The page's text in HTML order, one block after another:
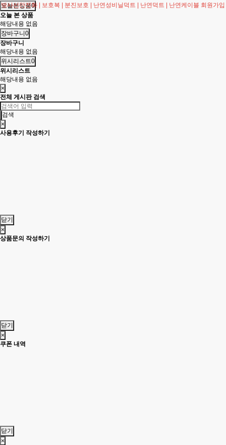
방사선안전화 | 보호복 | 분진보호 | 난연성비닐덕트 | 난연덕트 | 난연케이블 회원가입
오늘본상품0
오늘 본 상품
해당내용 없음
장바구니 0
장바구니
해당내용 없음
위시리스트0
위시리스트
해당내용 없음
×
전체 게시판 검색
검색
×
사용후기 작성하기
닫기
×
상품문의 작성하기
닫기
×
쿠폰 내역
닫기
×